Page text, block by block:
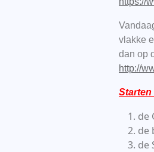
vlakke
dan op
http://
Starten
de
de
de